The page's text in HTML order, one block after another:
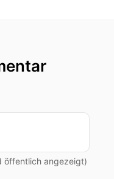
sind
weit verbreitet,
Gesprächen mit
öffentlich angezeigt)